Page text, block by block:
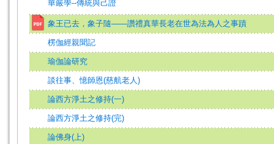
華嚴學--傳統與己證
象王已去，象子隨——讚禮真華長老在世為法為人之事蹟
楞伽經親聞記
瑜伽論研究
談往事、憶師恩(慈航老人)
論西方淨土之修持(一)
論西方淨土之修持(完)
論佛身(上)